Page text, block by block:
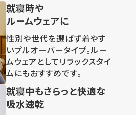
就寝時や
ルームウェアに
性別や世代を選ばず着やす
いプルオーバータイプ。ルー
ムウェアとしてリラックスタイ
ムにもおすすめです。
就寝中もさらっと快適な
吸水速乾